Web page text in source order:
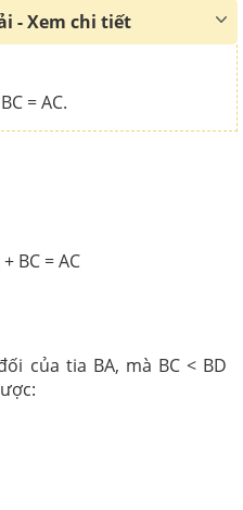
- Xem chi tiết
= AC.
BC = AC
của tia BA, mà BC < BD